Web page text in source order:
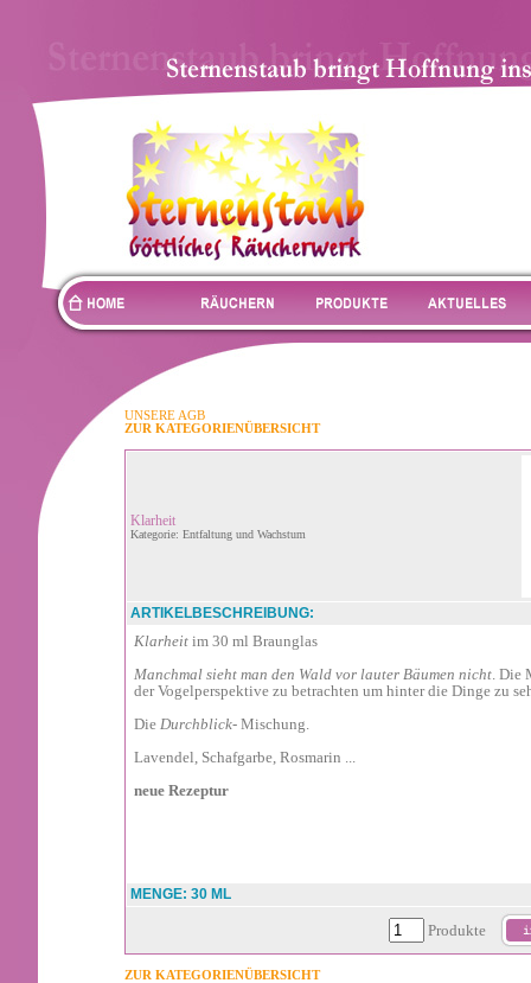
UNSERE AGB
ZUR KATEGORIENÜBERSICHT
Klarheit
Kategorie: Entfaltung und Wachstum
ARTIKELBESCHREIBUNG:
Klarheit im 30 ml Braunglas
Manchmal sieht man den Wald vor lauter Bäumen nicht. Die
der Vogelperspektive zu betrachten um hinter die Dinge zu
Die Durchblick- Mischung.
Lavendel, Schafgarbe, Rosmarin ...
neue Rezeptur
MENGE: 30 ML
Produkte
ZUR KATEGORIENÜBERSICHT